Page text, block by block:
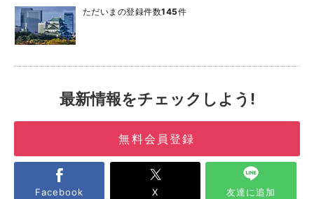
ただいまの登録件数145件
最新情報をチェックしよう!
無料会員登録
Facebook X 友達に追加